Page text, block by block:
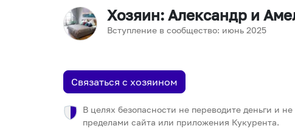
Хозяин: Александр и
Вступление в сообщество: июнь 2025
Связаться с хозяином
В целях безопасности не переводите деньги и
пределами сайта или приложения Кукурента.